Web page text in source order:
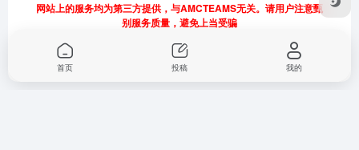
网站上的服务均为第三方提供，与AMCTEAMS无关。请用户注意甄
别服务质量，避免上当受骗
首页 投稿 我的